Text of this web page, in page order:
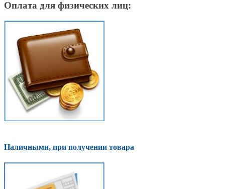
Оплата для физических лиц:
Наличными, при получении товара